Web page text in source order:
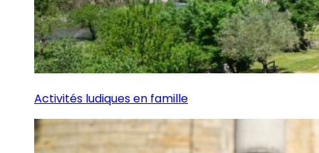
Activités ludiques en famille